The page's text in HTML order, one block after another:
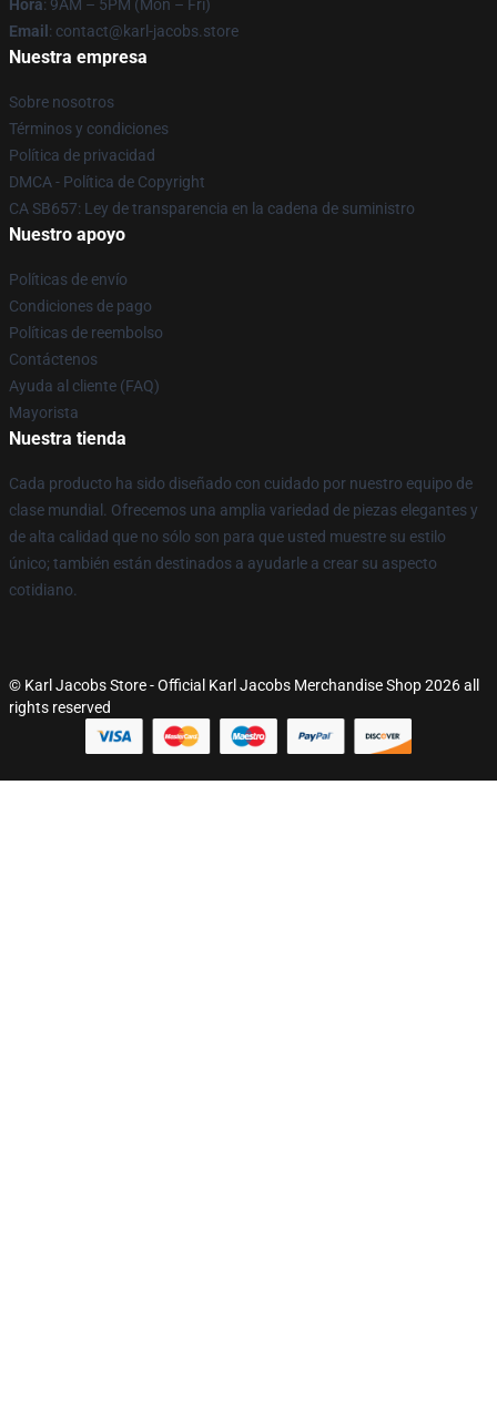
Hora: 9AM – 5PM (Mon – Fri)
Email : contact@karl-jacobs.store
Nuestra empresa
Sobre nosotros
Términos y condiciones
Política de privacidad
DMCA - Política de Copyright
CA SB657: Ley de transparencia en la cadena de suministro
Nuestro apoyo
Políticas de envío
Condiciones de pago
Políticas de reembolso
Contáctenos
Ayuda al cliente (FAQ)
Mayorista
Nuestra tienda
Cada producto ha sido diseñado con cuidado por nuestro equipo de
clase mundial. Ofrecemos una amplia variedad de piezas elegantes y
de alta calidad que no sólo son para que usted muestre su estilo
único; también están destinados a ayudarle a crear su aspecto
cotidiano.
© Karl Jacobs Store - Official Karl Jacobs Merchandise Shop 2026 all
rights reserved